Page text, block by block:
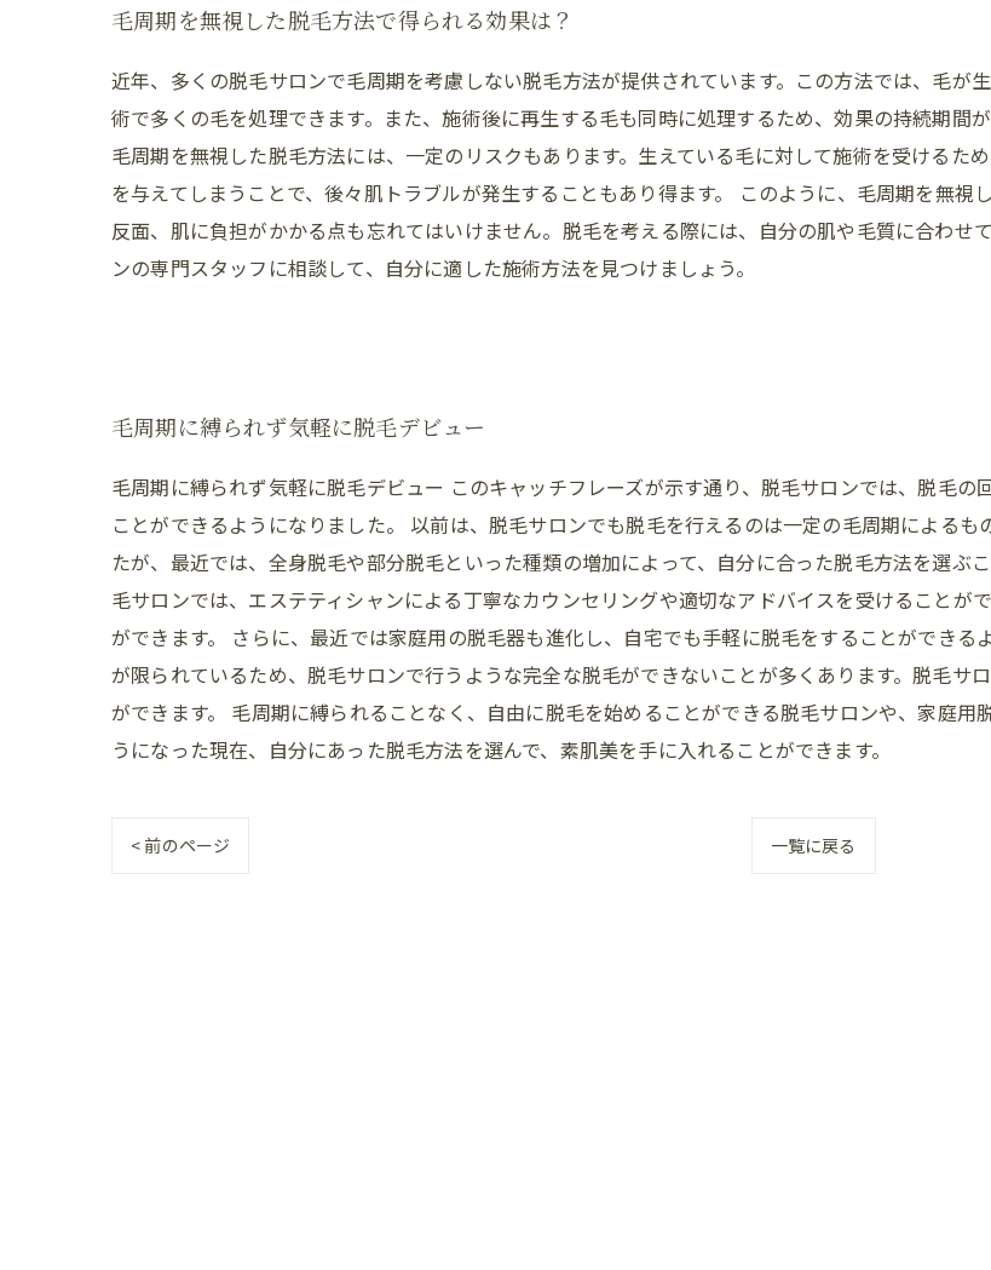
毛周期を無視した脱毛方法で得られる効果は？
近年、多くの脱毛サロンで毛周期を考慮しない脱毛方法が提供されています。この方法では、毛が
術で多くの毛を処理できます。また、施術後に再生する毛も同時に処理するため、効果の持続期間
毛周期を無視した脱毛方法には、一定のリスクもあります。生えている毛に対して施術を受けるた
を与えてしまうことで、後々肌トラブルが発生することもあり得ます。 このように、毛周期を無
反面、肌に負担がかかる点も忘れてはいけません。脱毛を考える際には、自分の肌や毛質に合わせ
ンの専門スタッフに相談して、自分に適した施術方法を見つけましょう。
毛周期に縛られず気軽に脱毛デビュー
毛周期に縛られず気軽に脱毛デビュー このキャッチフレーズが示す通り、脱毛サロンでは、脱毛
ことができるようになりました。 以前は、脱毛サロンでも脱毛を行えるのは一定の毛周期による
たが、最近では、全身脱毛や部分脱毛といった種類の増加によって、自分に合った脱毛方法を選ぶ
毛サロンでは、エステティシャンによる丁寧なカウンセリングや適切なアドバイスを受けることが
ができます。 さらに、最近では家庭用の脱毛器も進化し、自宅でも手軽に脱毛をすることができ
が限られているため、脱毛サロンで行うような完全な脱毛ができないことが多くあります。脱毛サ
ができます。 毛周期に縛られることなく、自由に脱毛を始めることができる脱毛サロンや、家庭
うになった現在、自分にあった脱毛方法を選んで、素肌美を手に入れることができます。
< 前のページ 一覧に戻る